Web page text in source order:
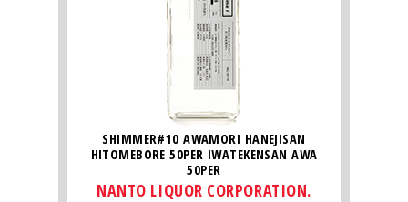
SHIMMER#10 AWAMORI HANEJISAN
HITOMEBORE 50PER IWATEKENSAN AWA
50PER
NANTO LIQUOR CORPORATION.